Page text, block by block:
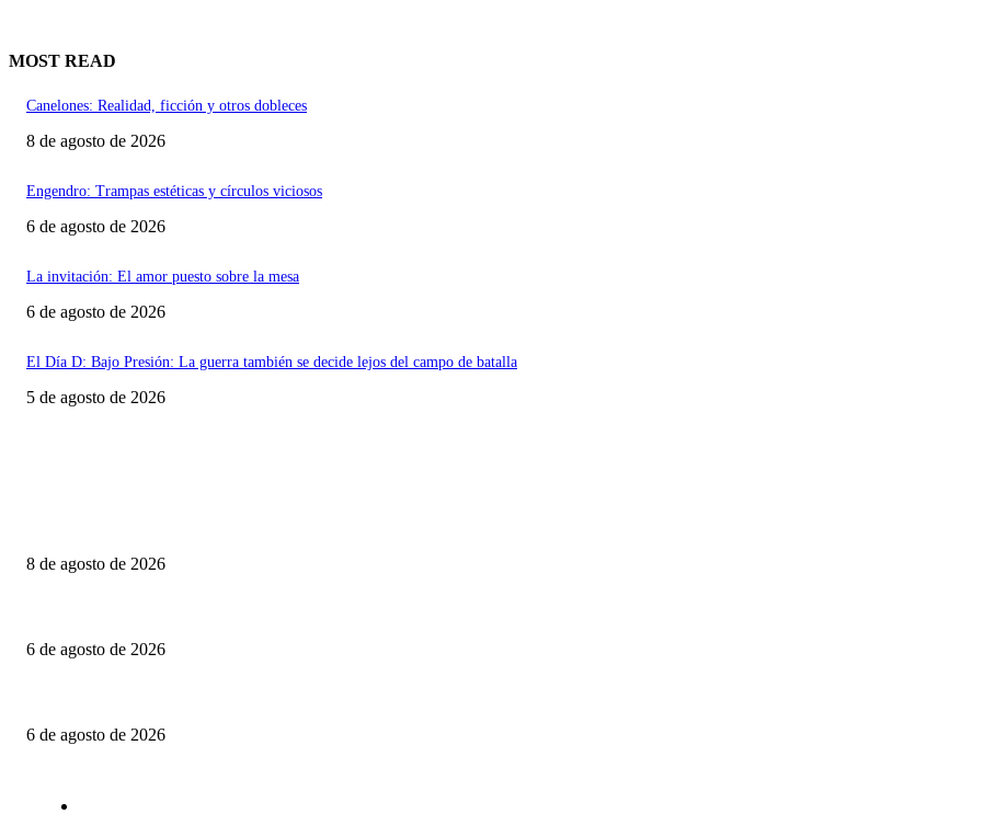
MOST READ
Canelones: Realidad, ficción y otros dobleces
8 de agosto de 2026
Engendro: Trampas estéticas y círculos viciosos
6 de agosto de 2026
La invitación: El amor puesto sobre la mesa
6 de agosto de 2026
El Día D: Bajo Presión: La guerra también se decide lejos del campo de batalla
5 de agosto de 2026
8 de agosto de 2026
6 de agosto de 2026
6 de agosto de 2026